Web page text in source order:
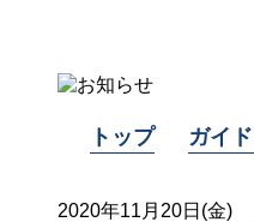
トップ ガイ
2020年11月20日(金)